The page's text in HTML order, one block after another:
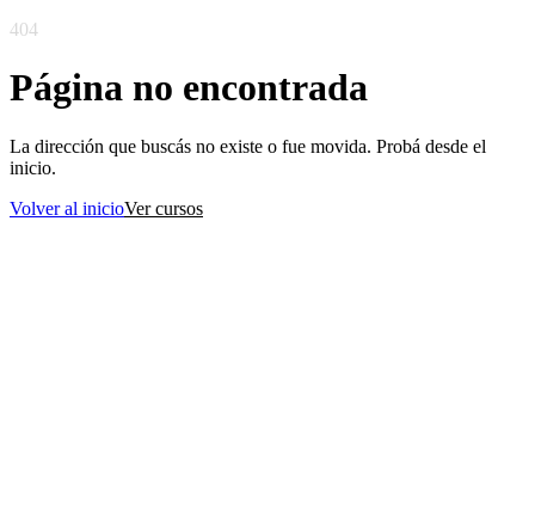
404
Página no encontrada
La dirección que buscás no existe o fue movida. Probá desde el
inicio.
Volver al inicioVer cursos